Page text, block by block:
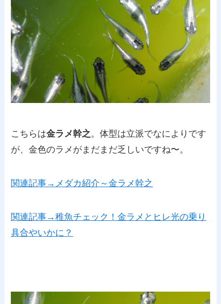
こちらは金ラメ幹之。体型は立派でなによりです
が、金色のラメがまだまだ乏しいですね〜。
関連記事→メダカ紹介～金ラメ幹之
関連記事→稚魚チェック！金ラメとヒレ光の乗り
具合やいかに？